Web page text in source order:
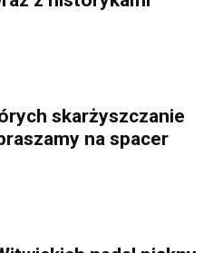
skarżyszczanie
na spacer